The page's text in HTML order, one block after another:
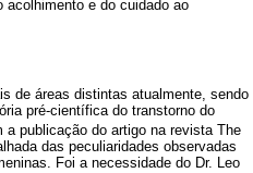
acolhimento e do cuidado ao
de áreas distintas atualmente, sendo
pré-científica do transtorno do
publicação do artigo na revista The
das peculiaridades observadas
Foi a necessidade do Dr. Leo